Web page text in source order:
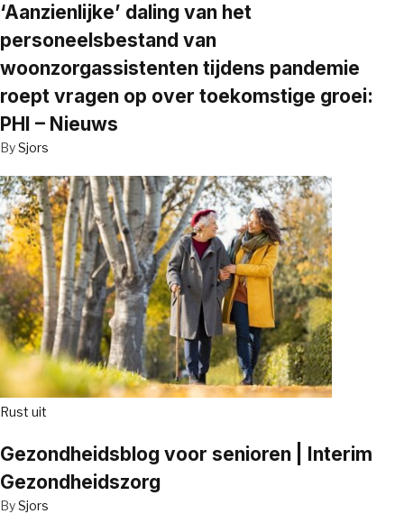
‘Aanzienlijke’ daling van het
personeelsbestand van
woonzorgassistenten tijdens pandemie
roept vragen op over toekomstige groei:
PHI – Nieuws
BySjors
Rust uit
Gezondheidsblog voor senioren | Interim
Gezondheidszorg
BySjors